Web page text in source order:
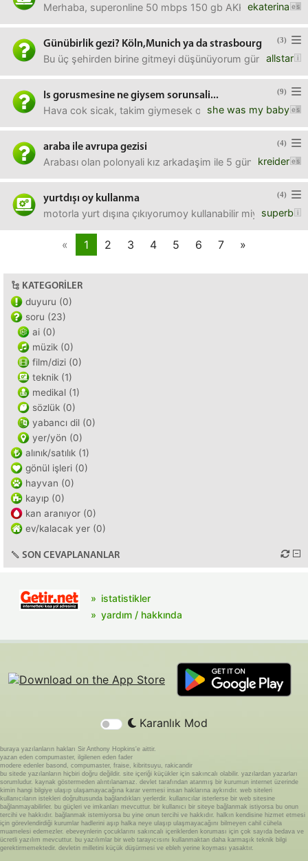
ekaterina
Merhaba, superonline 50 mbps 150 gb AKK'ya üyeyim.
(3)
Günübirlik gezi? Köln,Munich ya da strasbourg
allstar
Bu üç şehirden birine gitmeyi düşünüyorum günübirlik
(9)
Is gorusmesine ne giysem sorunsali...
she was my baby
Hava cok sicak, takim giymesek olmuyor mu? Ya da
(4)
araba ile avrupa gezisi
kreider
Arabası olan polonyali kız arkadaşim ile 5 günlük gezi
(4)
yurtdışı oy kullanma
superb
motorla yurt dışına çıkıyorumoy kullanabilir miyim?evetse
« 1 2 3 4 5 6 7 »
KATEGORILER
duyuru (0)
soru (23)
ai (0)
müzik (0)
film/dizi (0)
teknik (1)
medikal (1)
sözlük (0)
yabancı dil (0)
yer/yön (0)
alınık/satılık (1)
gönül işleri (0)
hayvan (0)
kayıp (0)
kan aranıyor (0)
ev/kalacak yer (0)
SON CEVAPLANANLAR
istatistikler
yardım / hakkında
Karanlık Mod
buraya yazılanların hakları Sir Anthony Hopkins'e aittir.
yazan eden compumaster, ilgilenen eden fader
modere edenler basond, compumaster, fraise, kibritsuyu, rakicandir
bu sitede yazılanların hiçbiri doğru değildir. site içeriği küçükler için sakıncalı olabilir. yazılardan yazarları
sorumludur. kaynak göstermeden alıntılanamaz. devlet tarafından atanmış bir kurumun internet üzerinde
kimin hangi bilgiye ulaşıp ulaşamayacağına karar vermesi insan haklarına aykırıdır. web siteleri
kullanıcıların istekleri doğrultusunda bağlandıkları yerlerdir. kullanıcılar isterlerse bir web sitesine
bağlanmayabilirler. bu güçleri ve imkanları mevcuttur. bir kullanıcı bir siteye bağlanmak istiyorsa bu onun
tercihi ve hakkıdır. bağlanmak istemiyorsa bu yine onun tercihi ve hakkıdır. halkın kendisine hizmet etmesi
için görevlendirdiği kurumlar hadlerini aşıp halka neye ulaşıp ulaşmayacağını bilmeyen cahil cühela
muamelesi edemezler. ebeveynlerin çocuklarını sakıncalı içeriklerden koruması için çok sayıda bedava ve
ücretli yazılım mevcuttur. bu yazılımlar bir web tarayıcısını kullanmaktan daha karmaşık teknik bilgi
gerektirmemektedir. devletin milletini küçük düşürmesi ve ebleh yerine koyması yasaktır.